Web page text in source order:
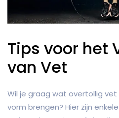
Tips voor het
van Vet
Wil je graag wat overtollig vet
vorm brengen? Hier zijn